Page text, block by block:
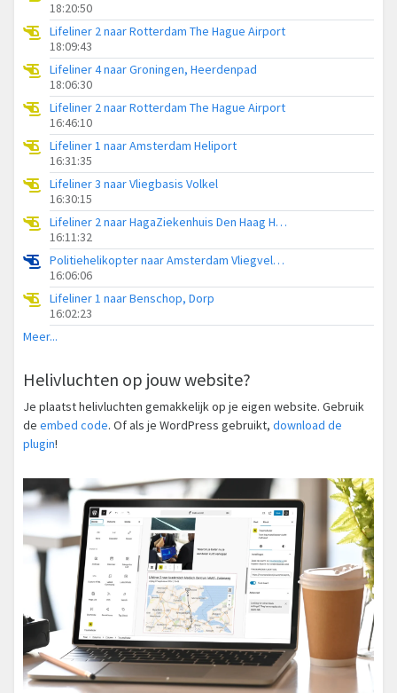
18:20:50
Lifeliner 2 naar Rotterdam The Hague Airport
18:09:43
Lifeliner 4 naar Groningen, Heerdenpad
18:06:30
Lifeliner 2 naar Rotterdam The Hague Airport
16:46:10
Lifeliner 1 naar Amsterdam Heliport
16:31:35
Lifeliner 3 naar Vliegbasis Volkel
16:30:15
Lifeliner 2 naar HagaZiekenhuis Den Haag Heliport
16:11:32
Politiehelikopter naar Amsterdam Vliegveld Schiphol
16:06:06
Lifeliner 1 naar Benschop, Dorp
16:02:23
Meer...
Helivluchten op jouw website?
Je plaatst helivluchten gemakkelijk op je eigen website. Gebruik
de embed code. Of als je WordPress gebruikt, download de
plugin!